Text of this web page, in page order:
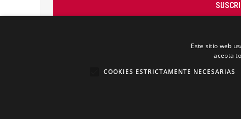
Este sitio web
acepta
COOKIES ESTRICTAMENTE NECESARIAS